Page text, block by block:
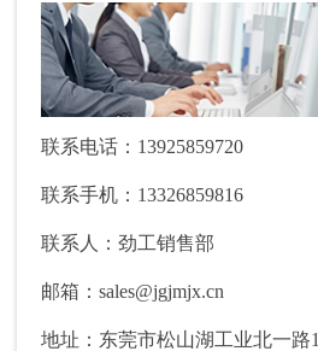
联系电话：13925859720
联系手机：13326859816
联系人：劲工销售部
邮箱：sales@jgjmjx.cn
地址：东莞市松山湖工业北一路1